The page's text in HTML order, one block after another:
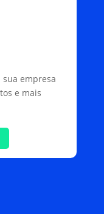
empresa
e mais